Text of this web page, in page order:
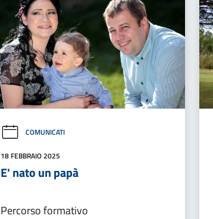
COMUNICATI
18 FEBBRAIO 2025
E' nato un papà
Percorso formativo